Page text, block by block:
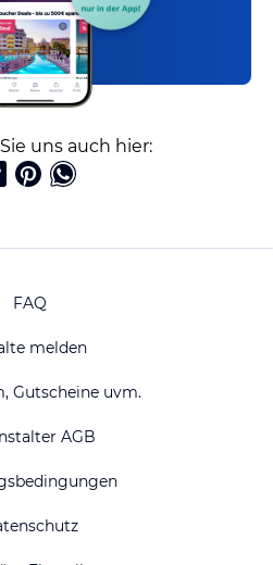
uns auch hier:
FAQ
melden
Gutscheine uvm.
AGB